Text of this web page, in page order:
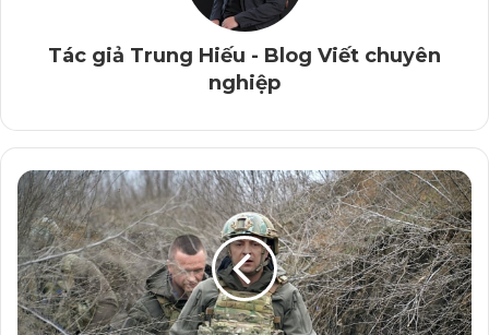
khai thác thông tin từ những người trong cuộc!
Phỏng vấn vừa là thể loại, vừa là một phương thức tác
nghiệp cần thiết đối với các thể loại nội dung khác.
Chẳng hạn, ở một bài phản ánh, thì “phỏng vấn” là
phương thức tác nghiệp, để người viết khai thác thông
tin của nhân vật, người chứng kiến sự việc, chuyên
gia…
Tác giả Trung Hiếu - Blog Viết chuyên
nghiệp